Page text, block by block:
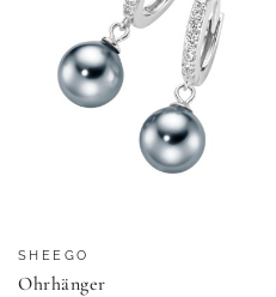
SHEEGO
Ohrhänger